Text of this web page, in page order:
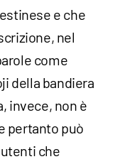
e che
nel
come
della bandiera
invece, non è
pertanto può
che